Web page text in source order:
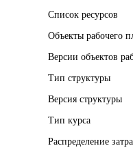
Список ресурсов
Объекты рабочего
Версии объектов
Тип структуры
Версия структуры
Тип курса
Распределение